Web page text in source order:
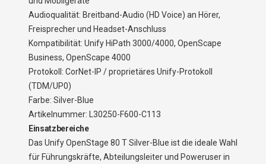
Audioqualität: Breitband-Audio (HD Voice) an Hörer,
Freisprecher und Headset-Anschluss
Kompatibilität: Unify HiPath 3000/4000, OpenScape
Business, OpenScape 4000
Protokoll: CorNet-IP / proprietäres Unify-Protokoll
(TDM/UP0)
Farbe: Silver-Blue
Artikelnummer: L30250-F600-C113
Einsatzbereiche
Das Unify OpenStage 80 T Silver-Blue ist die ideale Wahl
für Führungskräfte, Abteilungsleiter und Poweruser in